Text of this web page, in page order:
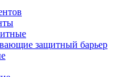
защитный барьер